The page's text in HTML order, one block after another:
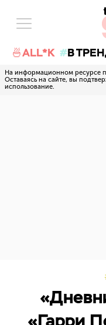
🍜ALL*K В
На информационном ресурсе
Оставаясь на сайте, вы
использование.